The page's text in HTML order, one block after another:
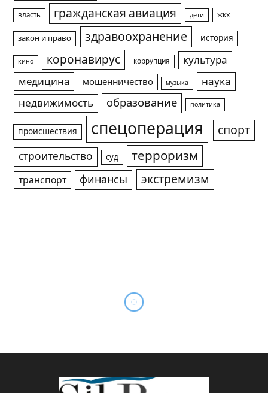
власть гражданская авиация дети жкх
закон и право здравоохранение история
кино коронавирус коррупция
культура
медицина
мошенничество музыка
наука
недвижимость
образование политика
происшествия спецоперация спорт
строительство суд терроризм
транспорт финансы экстремизм